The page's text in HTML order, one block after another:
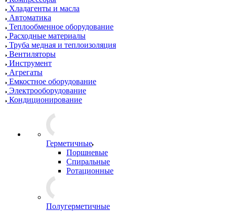
Хладагенты и масла
Автоматика
Теплообменное оборудование
Расходные материалы
Труба медная и теплоизоляция
Вентиляторы
Инструмент
Агрегаты
Емкостное оборудование
Электрооборудование
Кондиционирование
Герметичные
Поршневые
Спиральные
Ротационные
Полугерметичные